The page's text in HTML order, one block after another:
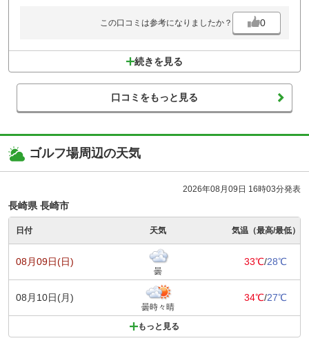
この口コミは参考になりましたか？ 0
続きを見る
口コミをもっと見る
ゴルフ場周辺の天気
2026年08月09日 16時03分発表
長崎県 長崎市
日付 天気 気温（最高/最低）
08月09日(日)
曇
33℃/28℃
08月10日(月)
曇時々晴
34℃/27℃
もっと見る